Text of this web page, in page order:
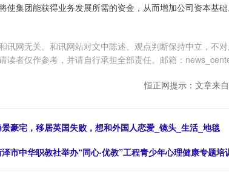
使集团能获得业务发展所需的资金，从而增加公司资本基
讯网无关。和讯网站对文中陈述、观点判断保持中立，不
读者仅作参考，并请自行承担全部责任。邮箱：
恒正网提示：文章来
豪宅，移居英国失败，想和外国人恋爱_镜头_生活_地毯
市中华职教社举办“同心·优教”工程青少年心理健康专题培